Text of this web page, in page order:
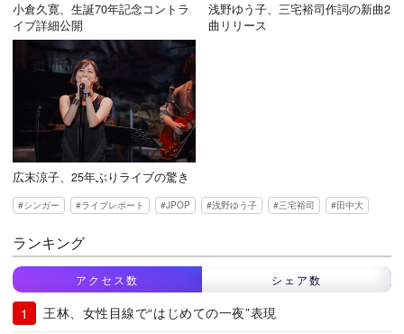
小倉久寛、生誕70年記念コントラ
イブ詳細公開
浅野ゆう子、三宅裕司作詞の新曲2
曲リリース
広末涼子、25年ぶりライブの驚き
シンガー ライブレポート JPOP 浅野ゆう子 三宅裕司 田中大
ランキング
アクセス数 シェア数
王林、女性目線で“はじめての一夜”表現